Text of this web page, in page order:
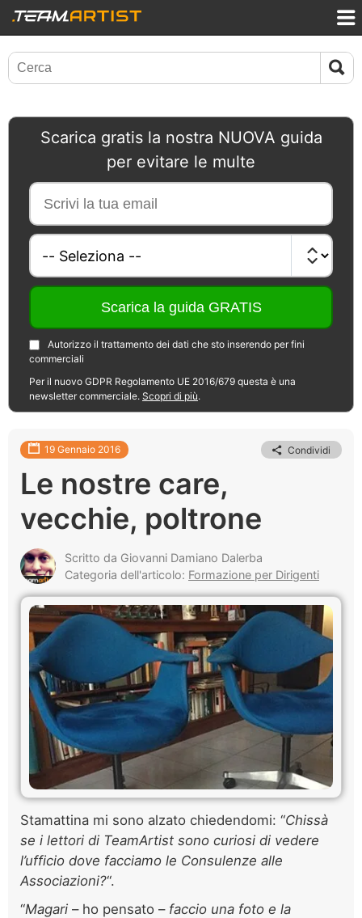
Scarica gratis la nostra NUOVA guida
per evitare le multe
Autorizzo il trattamento dei dati che sto inserendo per fini
commerciali
Per il nuovo GDPR Regolamento UE 2016/679 questa è una
newsletter commerciale. Scopri di più.
19 Gennaio 2016 Condividi
Le nostre care,
vecchie, poltrone
Scritto da Giovanni Damiano Dalerba
Categoria dell'articolo: Formazione per Dirigenti
Stamattina mi sono alzato chiedendomi: “Chissà
se i lettori di TeamArtist sono curiosi di vedere
l’ufficio dove facciamo le Consulenze alle
Associazioni?“.
“Magari – ho pensato – faccio una foto e la